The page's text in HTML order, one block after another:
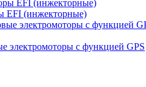
EFI (инжекторные)
электромоторы с функцией GPS